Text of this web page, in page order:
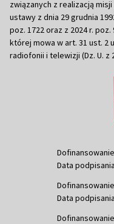
związanych z realizacją
ustawy z dnia 29 grudnia
poz. 1722 oraz z 2024 r.
której mowa w art. 31 ust. 2
radiofonii i telewizji (Dz. U. z
Data
Data